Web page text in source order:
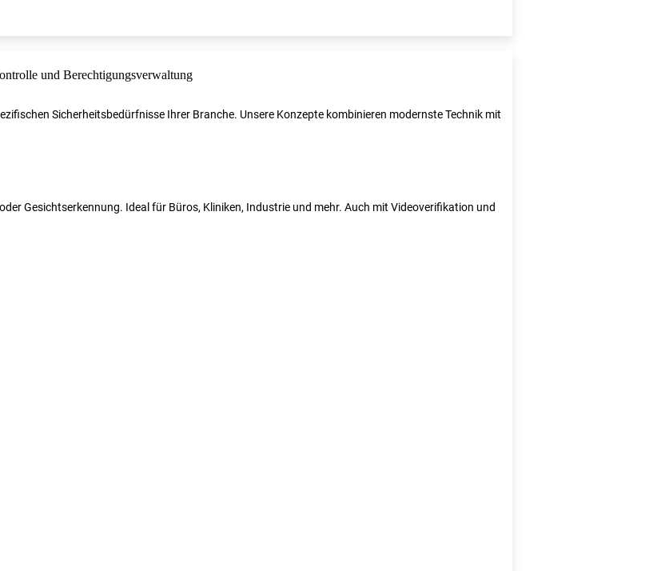
Sicherheitsbedürfnisse Ihrer Branche. Unsere Konzepte kombinieren modernste Technik mit
Gesichtserkennung. Ideal für Büros, Kliniken, Industrie und mehr. Auch mit Videoverifikation und